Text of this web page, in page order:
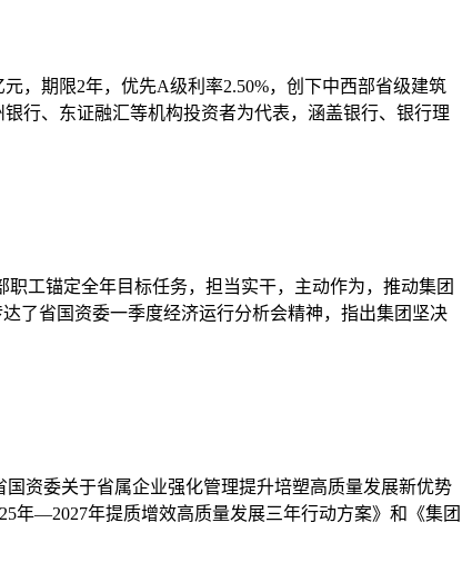
，期限2年，优先A级利率2.50%，创下中西部省级建筑
行、东证融汇等机构投资者为代表，涵盖银行、银行理
工锚定全年目标任务，担当实干，主动作为，推动集团
了省国资委一季度经济运行分析会精神，指出集团坚决
资委关于省属企业强化管理提升培塑高质量发展新优势
年—2027年提质增效高质量发展三年行动方案》和《集团